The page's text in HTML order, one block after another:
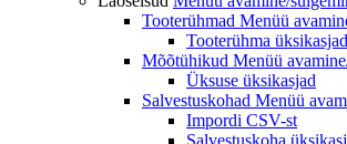
Tooterühmad Menüü
Tooterühma üksikasjad
Mõõtühikud Menüü
Üksuse üksikasjad
Salvestuskohad Menüü
Impordi CSV-st
Salvestuskoha